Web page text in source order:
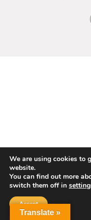
Translate »
We are using cookies to
website.
You can find out more
switch them off in
Accept